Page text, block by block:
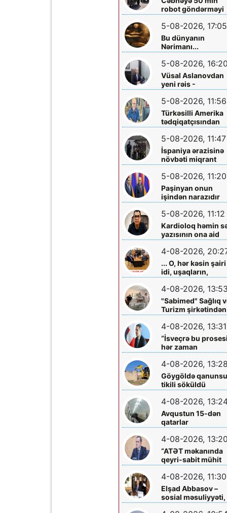
robot göndərməyi
planlaşdırırlar
5-08-2026, 17:05
Bu dünyanın
Nərimanı...
5-08-2026, 16:20
Vüsal Aslanovdan
yeni rəis -
Təyinatları
5-08-2026, 11:56
Türkəsilli Amerika
tədqiqatçısından
Talebinə -
Vardanyanla bağlı
çağırış
5-08-2026, 11:47
İspaniya ərazisinə
növbəti miqrant
axını gözlənilir?
5-08-2026, 11:20
Paşinyan onun
işindən narazıdır
5-08-2026, 11:12
Kardioloq həmin
yazısının ona aid
olmadığını -
Açıqladı
4-08-2026,
... O, hər kəsin şairi
idi, uşaqların,
gənclərin,
böyüklərin qəlbinə
yol tapan incə
söz sərrafı idi...
4-08-2026, 13:53
"Sabimed" Sağlıq
Turizm şirkətindən
növbəti xeyirxah
addım – Türkiyədə
müalicə alan
körpəyə hərtərəfli
dəstək
4-08-2026, 13:31
“İsveçrə bu prosesi
hər zaman
dəstəkləməyə
hazırdır”
4-08-2026, 13:28
Göygöldə
tikili söküldü
4-08-2026,
Avqustun 15-dən
qatarlar
“Nizami”-“28 May”
arasında
işləməyəcək
4-08-2026, 13:20
“ATƏT məkanında
qeyri-sabit mühit
hökm sürür”
4-08-2026, 11:30
Elşad Abbasov –
sosial məsuliyyəti,
xeyriyyəçiliyi və